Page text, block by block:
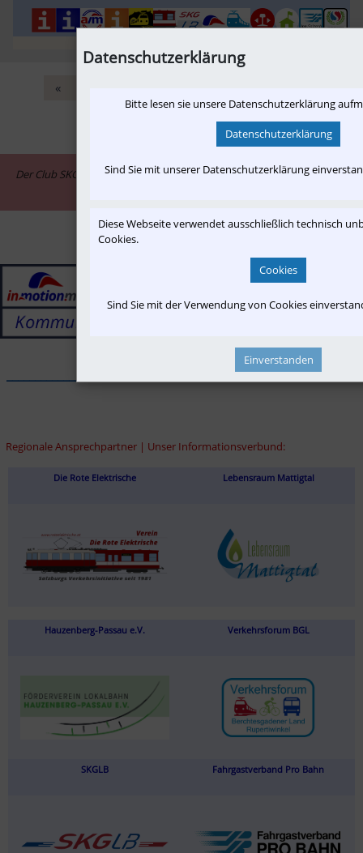
«
Der Club SKGLB ist assoziiertes Mitglied im Informationsnetzwerk "in-
Regionale Ansprechpartner | Unser Informationsverbund:
Die Rote Elektrische Lebensraum Mattigtal
Hauzenberg-Passau e.V. Verkehrsforum BGL
SKGLB Fahrgastverband Pro Bahn
Datenschutzerklärung
Bitte lesen sie unsere Datenschutzerklärung
Datenschutzerklärung
Sind Sie mit unserer Datenschutzerklärung
Diese Webseite verwendet ausschließlich technisch
Cookies.
Cookies
Sind Sie mit der Verwendung von Cookies
Einverstanden